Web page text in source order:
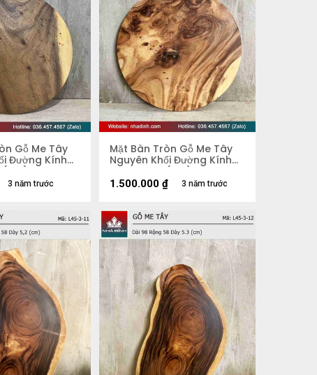
Gỗ Me Tây
Đường Kính
(cm)
3 năm trước
Mặt Bàn Tròn Gỗ Me Tây
Nguyên Khối Đường Kính
74 Dày 3.8 (cm)
3 năm trước
1.500.000 ₫